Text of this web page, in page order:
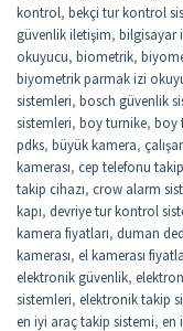
kontrol, bekçi tur kontrol
güvenlik iletişim, bilgisayar
okuyucu, biometrik,
biyometrik parmak izi
sistemleri, bosch güvenlik
sistemleri, boy turnike, boy
pdks, büyük kamera,
kamerası, cep telefonu
takip cihazı, crow alarm
kapı, devriye tur kontrol
kamera fiyatları, duman
kamerası, el kamerası
elektronik güvenlik,
sistemleri, elektronik takip
en iyi araç takip sistemi, en